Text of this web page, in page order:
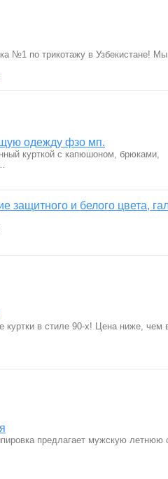
№1 по трикотажу в Узбекистане!
одежду фзо мп.
курткой с капюшоном, брюками,
защитного и белого цвета,
в стиле 90-х! Цена ниже, чем
предлагает мужскую летнюю